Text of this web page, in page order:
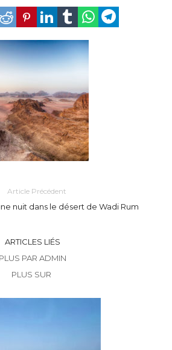
Article Précédent
nuit dans le désert de Wadi Rum
ARTICLES LIÉS
PLUS PAR ADMIN
PLUS SUR